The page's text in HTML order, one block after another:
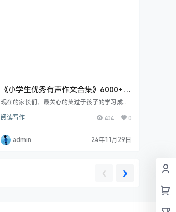
《小学生优秀有声作文合集》6000+篇
mp3音频
现在的家长们，最关心的莫过于孩子的学习成绩
仅是语文学习的重点之一，更是培养孩子表达能
作文时总是感到无从下手，甚至觉得枯燥乏味。
那么，如何让孩子爱上写作文、轻松提高作文水
阅读写作 404 0
admin 24年11月29日
❮ ❯